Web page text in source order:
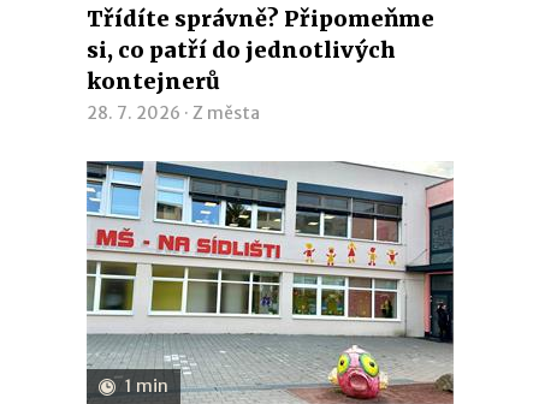
Třídíte správně? Připomeňme
si, co patří do jednotlivých
kontejnerů
28. 7. 2026 · Z města
1 min